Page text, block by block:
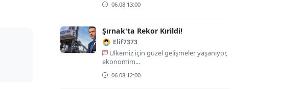
06.08 13:00
Şırnak'ta Rekor Kırildi!
Elif7373
Ülkemiz için güzel gelişmeler yaşanıyor,
ekonomim...
06.08 12:00